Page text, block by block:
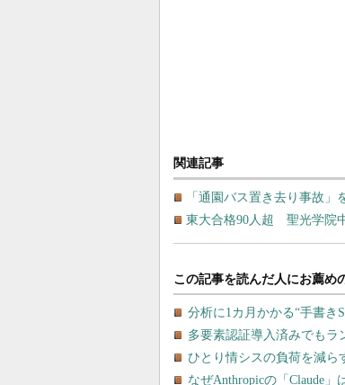
関連記事
「通園バス置き去り事故
東大合格90人超 聖光学院